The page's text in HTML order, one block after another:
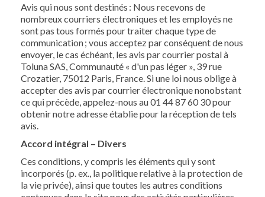
Avis qui nous sont destinés : Nous recevons de
nombreux courriers électroniques et les employés ne
sont pas tous formés pour traiter chaque type de
communication ; vous acceptez par conséquent de nous
envoyer, le cas échéant, les avis par courrier postal à
Toluna SAS, Communauté « d'un pas léger », 39 rue
Crozatier, 75012 Paris, France. Si une loi nous oblige à
accepter des avis par courrier électronique nonobstant
ce qui précède, appelez-nous au 01 44 87 60 30 pour
obtenir notre adresse établie pour la réception de tels
avis.
Accord intégral – Divers
Ces conditions, y compris les éléments qui y sont
incorporés (p. ex., la politique relative à la protection de
la vie privée), ainsi que toutes les autres conditions